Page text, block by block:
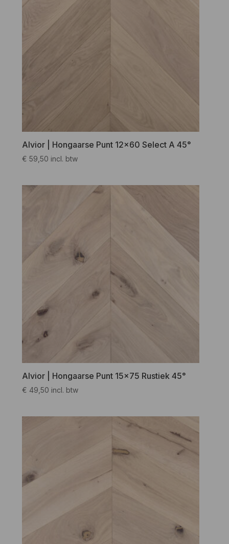
Alvior | Hongaarse Punt 12×60 Select A 45°
€ 59,50 incl. btw
Alvior | Hongaarse Punt 15×75 Rustiek 45°
€ 49,50 incl. btw